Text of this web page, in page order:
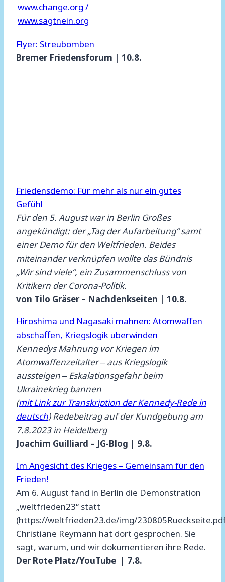
www.change.org /
www.sagtnein.org
Flyer: Streubomben
Bremer Friedensforum | 10.8.
Friedensdemo: Für mehr als nur ein gutes
Gefühl
Für den 5. August war in Berlin Großes
angekündigt: der „Tag der Aufarbeitung“ samt
einer Demo für den Weltfrieden. Beides
miteinander verknüpfen wollte das Bündnis
„Wir sind viele“, ein Zusammenschluss von
Kritikern der Corona-Politik.
von Tilo Gräser – Nachdenkseiten | 10.8.
Hiroshima und Nagasaki mahnen: Atomwaffen
abschaffen, Kriegslogik überwinden
Kennedys Mahnung vor Kriegen im
Atomwaffenzeitalter ‒ aus Kriegslogik
aussteigen ‒ Eskalationsgefahr beim
Ukrainekrieg bannen
(mit Link zur Transkription der Kennedy-Rede in
deutsch) Redebeitrag auf der Kundgebung am
7.8.2023 in Heidelberg
Joachim Guilliard – JG-Blog | 9.8.
Im Angesicht des Krieges – Gemeinsam für den
Frieden!
Am 6. August fand in Berlin die Demonstration
„weltfrieden23“ statt
(https://weltfrieden23.de/img/
Christiane Reymann hat dort gesprochen. Sie
sagt, warum, und wir dokumentieren ihre Rede.
Der Rote Platz/YouTube | 7.8.